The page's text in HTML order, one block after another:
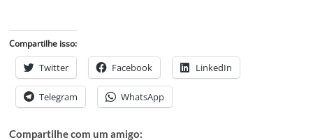
Compartilhe isso:
Twitter Facebook LinkedIn
Telegram WhatsApp
Compartilhe com um amigo: